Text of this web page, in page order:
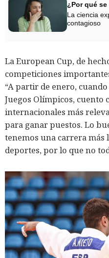
¿Por qué
La ciencia
contagioso
La European Cup, de
competiciones
“A partir de enero,
Juegos Olímpicos, cuento
internacionales más
para ganar puestos. Lo
tenemos una carrera más
deportes, por lo que no